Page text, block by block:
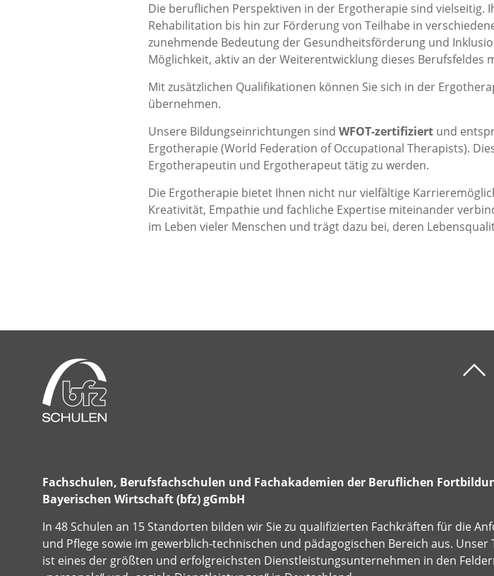
Die beruflichen Perspektiven in der Ergotherapie sind
Rehabilitation bis hin zur Förderung von Teilhabe in
zunehmende Bedeutung der Gesundheitsförderung und
Möglichkeit, aktiv an der Weiterentwicklung dieses Berufsfeldes
Mit zusätzlichen Qualifikationen können Sie sich in der
übernehmen.
Unsere Bildungseinrichtungen sind WFOT-zertifiziert und
Ergotherapie (World Federation of Occupational Therapists).
Ergotherapeutin und Ergotherapeut tätig zu werden.
Die Ergotherapie bietet Ihnen nicht nur vielfältige
Kreativität, Empathie und fachliche Expertise miteinander
im Leben vieler Menschen und trägt dazu bei, deren
Fachschulen, Berufsfachschulen und Fachakademien der Beruflichen
Bayerischen Wirtschaft (bfz) gGmbH
In 48 Schulen an 15 Standorten bilden wir Sie zu qualifizierten Fachkräften für die
und Pflege sowie im gewerblich-technischen und pädagogischen Bereich aus. Unser
ist eines der größten und erfolgreichsten Dienstleistungsunternehmen in den